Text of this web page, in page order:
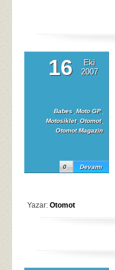
16
Eki
2007
Babes Moto GP,
Motosiklet, Otomot,
Otomot Magazin
Devamı
0
Yazar: Otomot